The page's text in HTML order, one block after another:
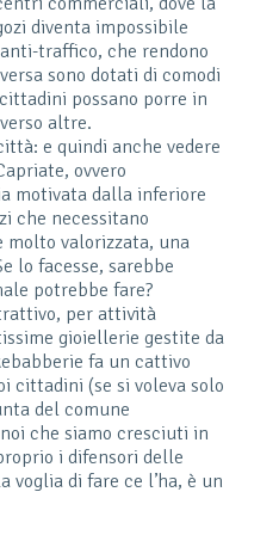
diventa impossibile
traffico, che rendono
sono dotati di comodi
possano porre in
altre.
e quindi anche vedere
ovvero
motivata dalla inferiore
che necessitano
molto valorizzata, una
lo facesse, sarebbe
potrebbe fare?
per attività
gioiellerie gestite da
fa un cattivo
cittadini (se si voleva solo
del comune
che siamo cresciuti in
i difensori delle
di fare ce l’ha, è un